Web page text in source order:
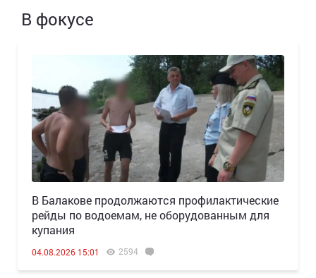
В фокусе
В Балакове продолжаются профилактические
рейды по водоемам, не оборудованным для
купания
04.08.2026 15:01 2594